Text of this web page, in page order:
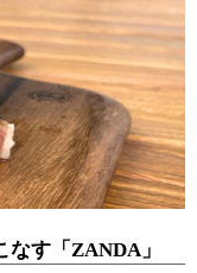
す「ZANDA」